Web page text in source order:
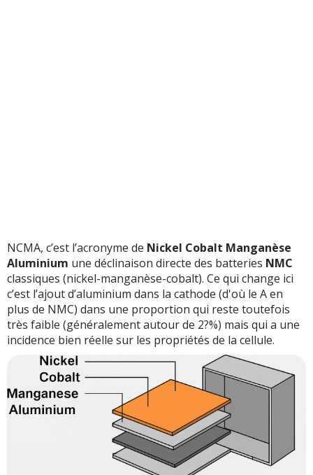
NCMA, c’est l’acronyme de Nickel Cobalt Manganèse
Aluminium une déclinaison directe des batteries NMC
classiques (nickel-manganèse-cobalt). Ce qui change ici
c’est l’ajout d’aluminium dans la cathode (d'où le A en
plus de NMC) dans une proportion qui reste toutefois
très faible (généralement autour de 2?%) mais qui a une
incidence bien réelle sur les propriétés de la cellule.